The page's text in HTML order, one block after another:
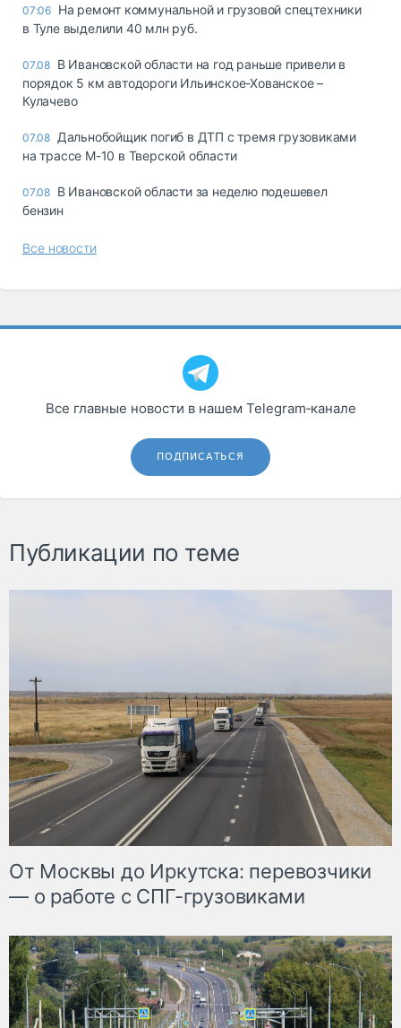
07:06 На ремонт коммунальной и грузовой спецтехники
в Туле выделили 40 млн руб.
07.08 В Ивановской области на год раньше привели в
порядок 5 км автодороги Ильинское-Хованское –
Кулачево
07.08 Дальнобойщик погиб в ДТП с тремя грузовиками
на трассе М-10 в Тверской области
07.08 В Ивановской области за неделю подешевел
бензин
Все новости
Все главные новости в нашем Telegram‑канале
ПОДПИСАТЬСЯ
Публикации по теме
От Москвы до Иркутска: перевозчики
— о работе с СПГ-грузовиками